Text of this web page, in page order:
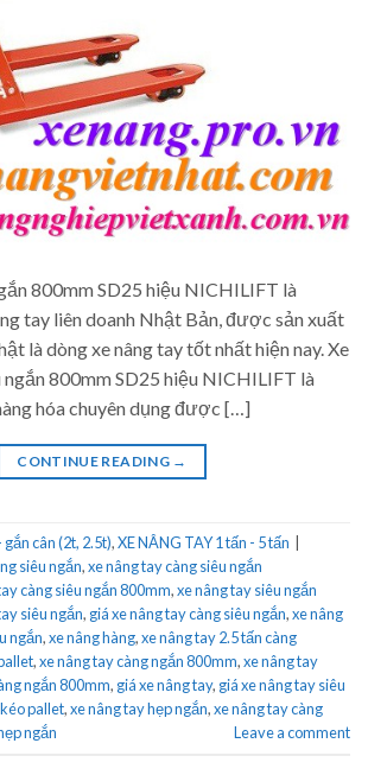
800mm SD25 hiệu NICHILIFT là
tay liên doanh Nhật Bản, được sản xuất
là dòng xe nâng tay tốt nhất hiện nay. Xe
ngắn 800mm SD25 hiệu NICHILIFT là
hóa chuyên dụng được […]
CONTINUE READING →
cân (2t, 2.5t),XE NÂNG TAY 1 tấn - 5 tấn
siêu ngắn,xe nâng tay càng siêu ngắn
càng siêu ngắn 800mm,xe nâng tay siêu ngắn
siêu ngắn, giá xe nâng tay càng siêu ngắn,xe nâng
ngắn,xe nâng hàng,xe nâng tay 2.5 tấn càng
,xe nâng tay càng ngắn 800mm,xe nâng tay
ngắn 800mm, giá xe nâng tay, giá xe nâng tay siêu
pallet,xe nâng tay hẹp ngắn,xe nâng tay càng
ngắn Leave a comment